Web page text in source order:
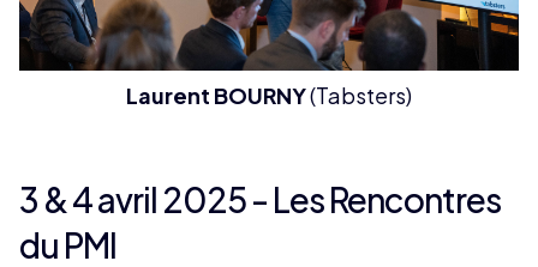
Laurent BOURNY(Tabsters)
3 & 4 avril 2025 - Les Rencontres
du PMI